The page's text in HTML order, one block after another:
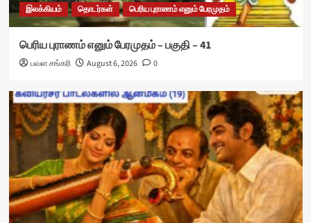
இலக்கியம் தொடர்கள் பெரிய புராணம் எனும் பேரமுதம்
பெரிய புராணம் எனும் பேரமுதம் – பகுதி – 41
பவள சங்கரி August 6, 2026 0